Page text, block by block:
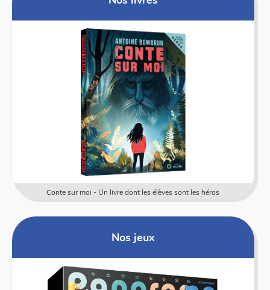
Conte sur moi - Un livre dont les élèves sont les héros
Nos jeux